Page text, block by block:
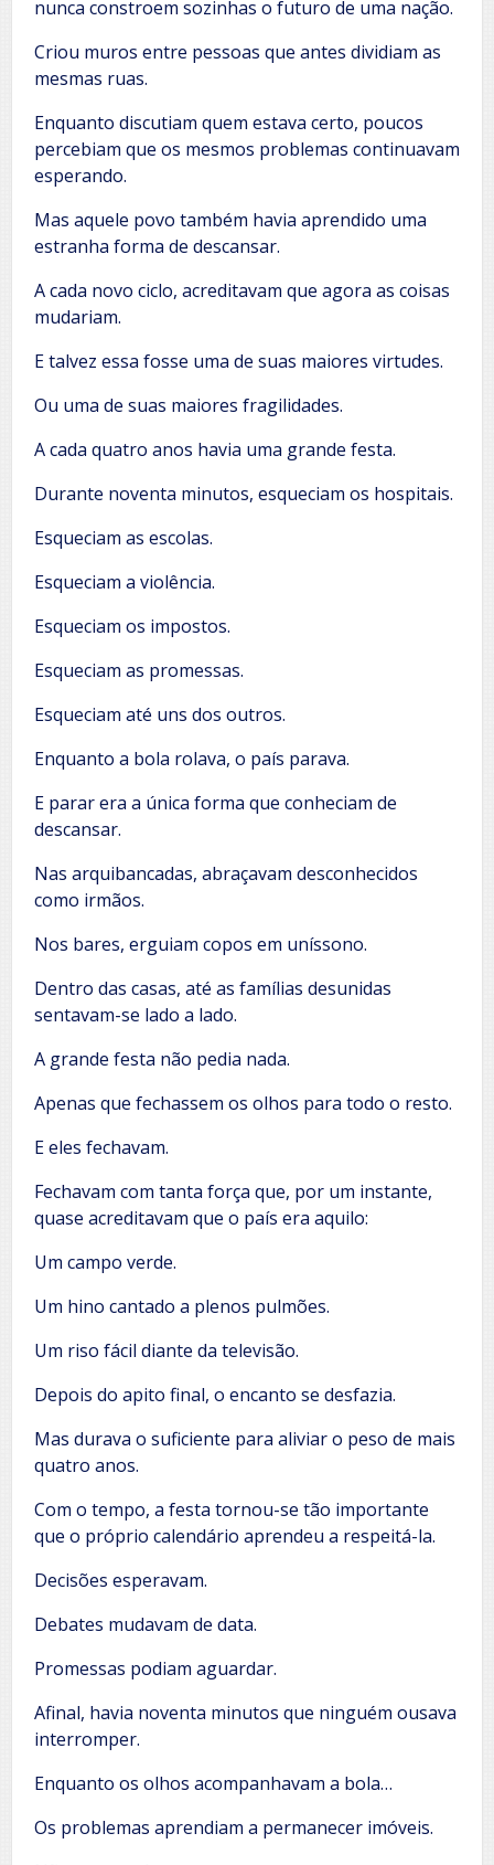
nunca constroem sozinhas o futuro de uma nação.
Criou muros entre pessoas que antes dividiam as
mesmas ruas.
Enquanto discutiam quem estava certo, poucos
percebiam que os mesmos problemas continuavam
esperando.
Mas aquele povo também havia aprendido uma
estranha forma de descansar.
A cada novo ciclo, acreditavam que agora as coisas
mudariam.
E talvez essa fosse uma de suas maiores virtudes.
Ou uma de suas maiores fragilidades.
A cada quatro anos havia uma grande festa.
Durante noventa minutos, esqueciam os hospitais.
Esqueciam as escolas.
Esqueciam a violência.
Esqueciam os impostos.
Esqueciam as promessas.
Esqueciam até uns dos outros.
Enquanto a bola rolava, o país parava.
E parar era a única forma que conheciam de
descansar.
Nas arquibancadas, abraçavam desconhecidos
como irmãos.
Nos bares, erguiam copos em uníssono.
Dentro das casas, até as famílias desunidas
sentavam-se lado a lado.
A grande festa não pedia nada.
Apenas que fechassem os olhos para todo o resto.
E eles fechavam.
Fechavam com tanta força que, por um instante,
quase acreditavam que o país era aquilo:
Um campo verde.
Um hino cantado a plenos pulmões.
Um riso fácil diante da televisão.
Depois do apito final, o encanto se desfazia.
Mas durava o suficiente para aliviar o peso de mais
quatro anos.
Com o tempo, a festa tornou-se tão importante
que o próprio calendário aprendeu a respeitá-la.
Decisões esperavam.
Debates mudavam de data.
Promessas podiam aguardar.
Afinal, havia noventa minutos que ninguém ousava
interromper.
Enquanto os olhos acompanhavam a bola…
Os problemas aprendiam a permanecer imóveis.